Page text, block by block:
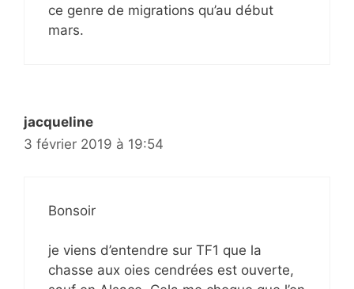
ce genre de migrations qu’au début
mars.
jacqueline
3 février 2019 à 19:54
Bonsoir
je viens d’entendre sur TF1 que la
chasse aux oies cendrées est ouverte,